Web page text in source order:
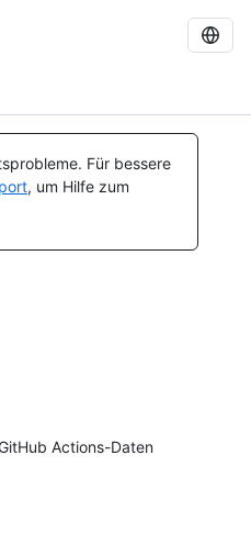
Für bessere
, um Hilfe zum
Actions-Daten